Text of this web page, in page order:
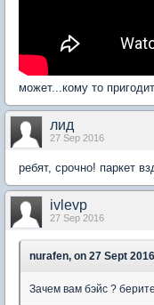
может...кому то
лид
27 Sep 2016
ребят, срочно! паркет
ivlevp
27 Sep 2016
nurafen, on 27 Sept
Зачем вам бэйс ?